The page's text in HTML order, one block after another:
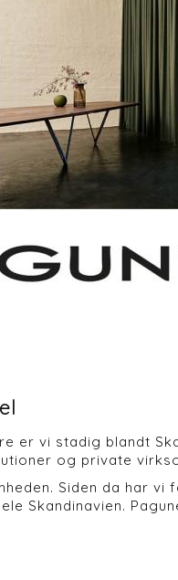
er vi stadig blandt
og private
Siden da har vi
Skandinavien.